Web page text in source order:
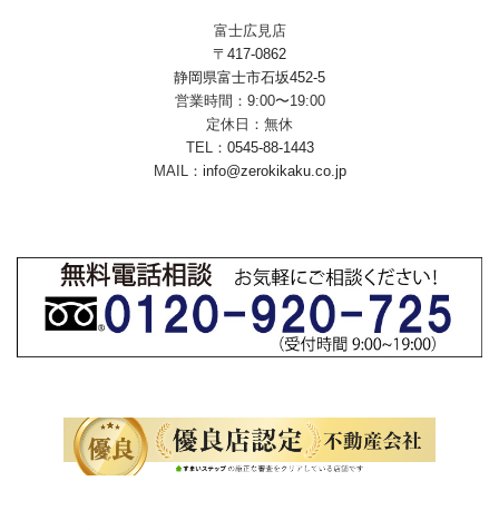
富士広見店
〒417-0862
静岡県富士市石坂452-5
営業時間：9:00〜19:00
定休日：無休
TEL： 0545-88-1443
MAIL： info@zerokikaku.co.jp